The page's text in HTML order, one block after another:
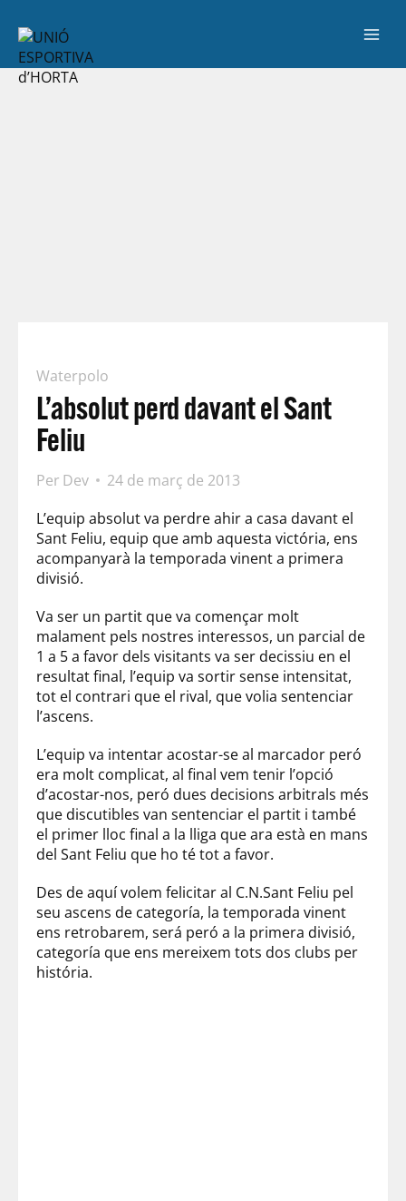
Waterpolo
L’absolut perd davant el Sant
Feliu
Per Dev
24 de març de 2013
L’equip absolut va perdre ahir a casa davant el
Sant Feliu, equip que amb aquesta victória, ens
acompanyarà la temporada vinent a primera
divisió.
Va ser un partit que va començar molt
malament pels nostres interessos, un parcial de
1 a 5 a favor dels visitants va ser decissiu en el
resultat final, l’equip va sortir sense intensitat,
tot el contrari que el rival, que volia sentenciar
l’ascens.
L’equip va intentar acostar-se al marcador peró
era molt complicat, al final vem tenir l’opció
d’acostar-nos, peró dues decisions arbitrals més
que discutibles van sentenciar el partit i també
el primer lloc final a la lliga que ara està en mans
del Sant Feliu que ho té tot a favor.
Des de aquí volem felicitar al C.N.Sant Feliu pel
seu ascens de categoría, la temporada vinent
ens retrobarem, será peró a la primera divisió,
categoría que ens mereixem tots dos clubs per
história.